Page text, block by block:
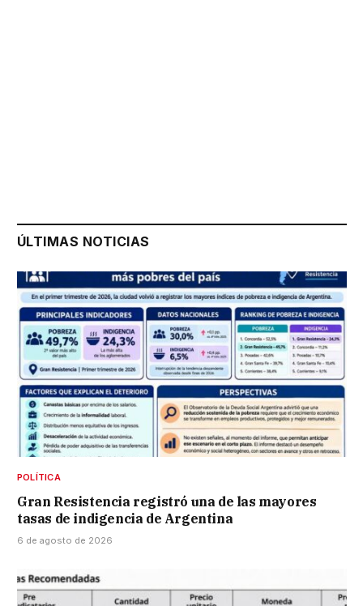
ÚLTIMAS NOTICIAS
POLÍTICA
Gran Resistencia registró una de las mayores
tasas de indigencia de Argentina
6 de agosto de 2026